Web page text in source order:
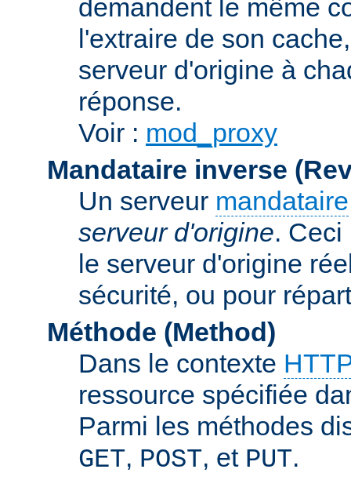
demandent le même
l'extraire de son
serveur d'origine à
réponse.
Voir : mod_proxy
Mandataire inverse
Un serveur mandataire
serveur d'origine.
le serveur d'origine
sécurité, ou pour
Méthode (Method)
Dans le contexte HTTP
ressource spécifiée
Parmi les méthodes
GET, POST, et PUT.